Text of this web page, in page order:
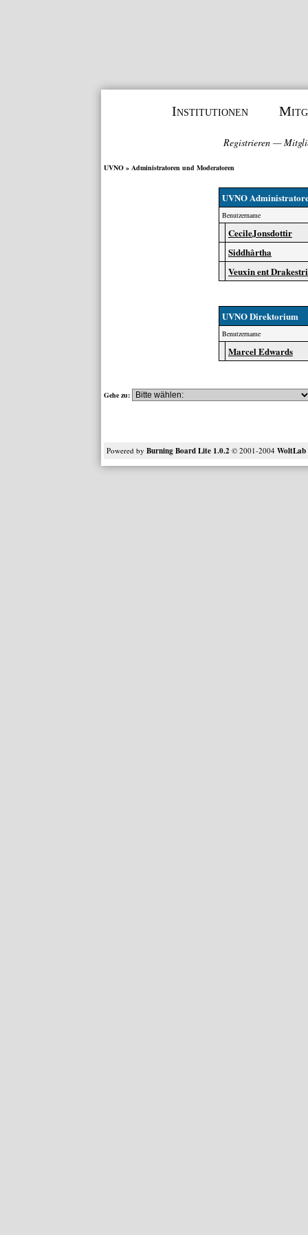
Institutionen
Registrieren—
UVNO » Administratoren und Moderatoren
UVNO
Benutzername
CecileJonsdottir
Siddhârtha
Veuxin ent
UVNO Direktorium
Benutzername
Marcel Edwards
Gehe zu:
Powered by Burning Board Lite 1.0.2 © 2001-2004 WoltLab